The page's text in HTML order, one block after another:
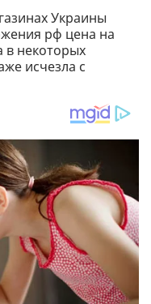
Украины
рф цена на
в некоторых
исчезла с